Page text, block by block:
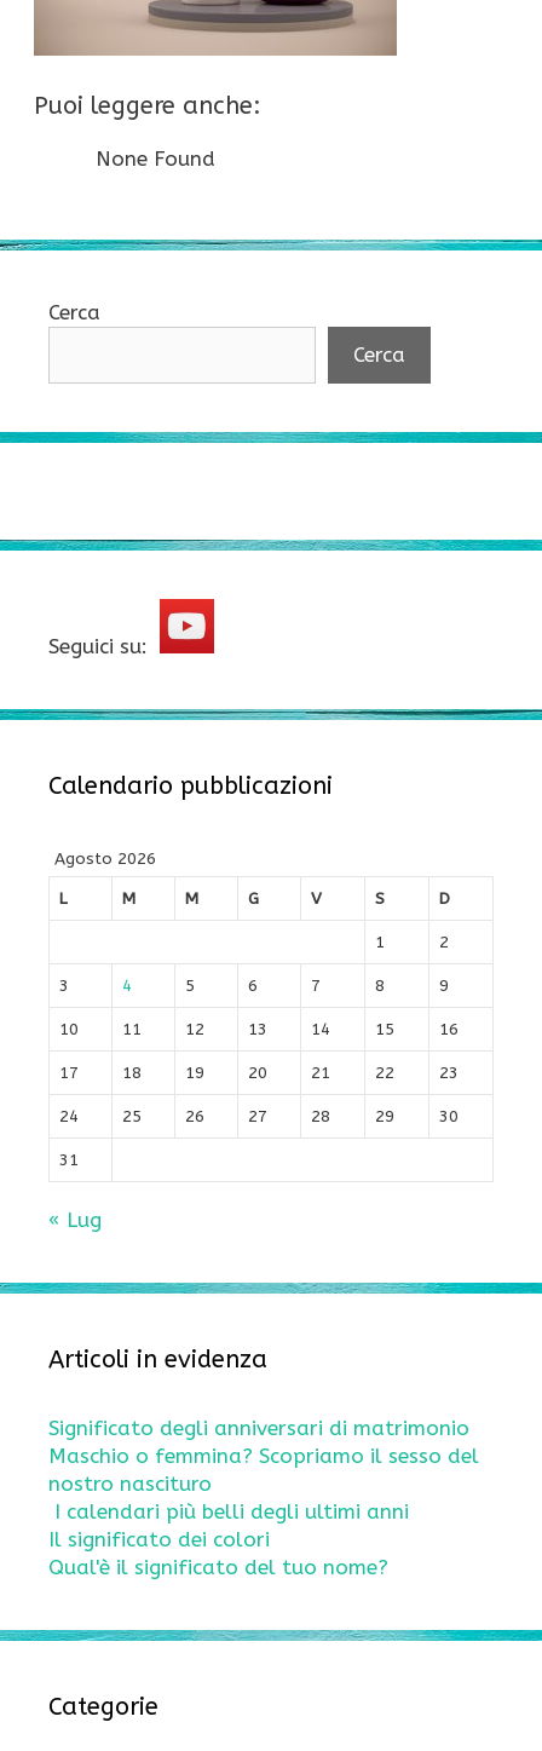
Puoi leggere anche:
None Found
Cerca
Cerca
Seguici su:
Calendario pubblicazioni
Agosto 2026
L
M M G V S D
1 2
3 4 5 6 7 8 9
10 11 12 13 14 15 16
17 18 19 20 21 22 23
24 25 26 27 28 29 30
31
« Lug
Articoli in evidenza
Significato degli anniversari di matrimonio
Maschio o femmina? Scopriamo il sesso del
nostro nascituro
I calendari più belli degli ultimi anni
Il significato dei colori
Qual'è il significato del tuo nome?
Categorie